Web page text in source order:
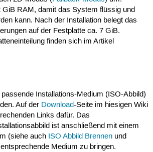
GiB RAM, damit das System flüssig und
kann. Nach der Installation belegt das
auf der Festplatte ca. 7 GiB.
finden sich im Artikel
Installations-Medium (ISO-Abbild)
Auf der Download-Seite im hiesigen Wiki
Links dafür. Das
ist anschließend mit einem
(siehe auch ISO Abbild Brennenund
Medium zu bringen.